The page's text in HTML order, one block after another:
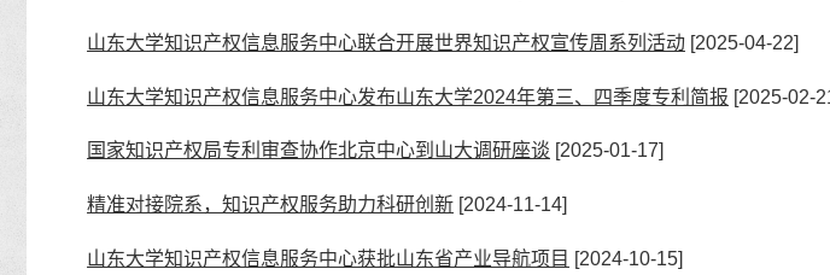
山东大学知识产权信息服务中心联合开展世界知识产权宣传周系列活动 [2025-04-22]
山东大学知识产权信息服务中心发布山东大学2024年第三、四季度专利简报 [2025-02-
国家知识产权局专利审查协作北京中心到山大调研座谈 [2025-01-17]
精准对接院系，知识产权服务助力科研创新 [2024-11-14]
山东大学知识产权信息服务中心获批山东省产业导航项目 [2024-10-15]